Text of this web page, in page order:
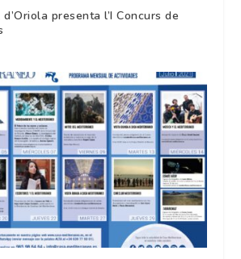
presenta l’I Concurs de